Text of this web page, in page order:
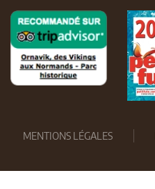
MENTIONS LÉGALES